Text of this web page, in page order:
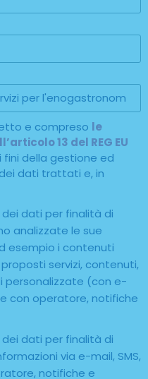
e compreso le
13 del REG EU
fini della gestione ed
dati trattati e, in
dati per finalità di
analizzate le sue
esempio i contenuti
servizi, contenuti,
personalizzate (con e-
con operatore, notifiche
dati per finalità di
via e-mail, SMS,
notifiche e